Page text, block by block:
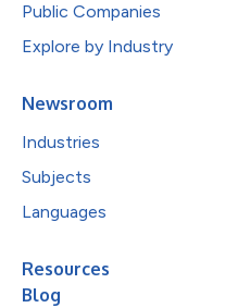
Public Companies
Explore by Industry
Newsroom
Industries
Subjects
Languages
Resources
Blog